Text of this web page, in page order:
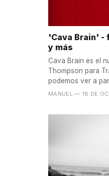
'Cava Brain' -
y más
Cava Brain es el
Thompson para
podemos ver a
MANUEL — 18 DE